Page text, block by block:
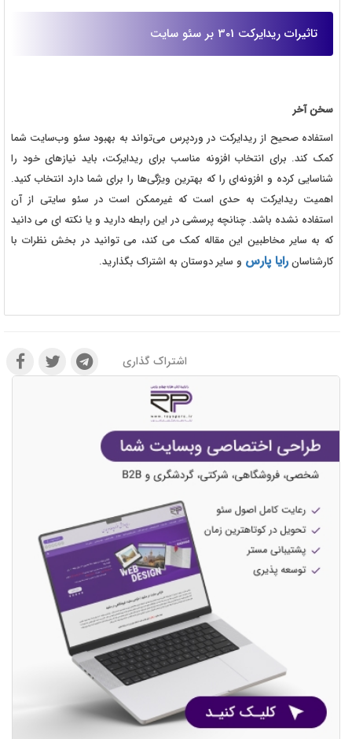
تاثیرات ریدایرکت 301 بر سئو سایت
سخن آخر
استفاده صحیح از ریدایرکت در وردپرس می‌تواند به بهبود سئو وب‌سایت شما
کمک کند. برای انتخاب افزونه مناسب برای ریدایرکت، باید نیاز‌های خود را
شناسایی کرده و افزونه‌ای را که بهترین ویژگی‌ها را برای شما دارد انتخاب کنید.
اهمیت ریدایرکت به حدی است که غیرممکن است در سئو سایتی از آن
استفاده نشده باشد. چنانچه پرسشی در این رابطه دارید و یا نکته ای می دانید
که به سایر مخاطبین این مقاله کمک می کند، می توانید در بخش نظرات با
کارشناسانرایا پارس و سایر دوستان به اشتراک بگذارید.
اشتراک گذاری